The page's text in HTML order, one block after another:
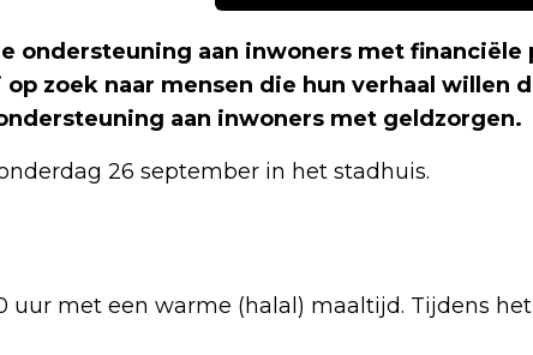
ondersteuning aan inwoners met financiële
zoek naar mensen die hun verhaal willen
aan inwoners met geldzorgen.
26 september in het stadhuis.
uur met een warme (halal) maaltijd. Tijdens